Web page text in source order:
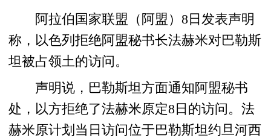
阿拉伯国家联盟（阿盟）8日发表声明
称，以色列拒绝阿盟秘书长法赫米对巴勒斯
坦被占领土的访问。
声明说，巴勒斯坦方面通知阿盟秘书
处，以方拒绝了法赫米原定8日的访问。法
赫米原计划当日访问位于巴勒斯坦约旦河西